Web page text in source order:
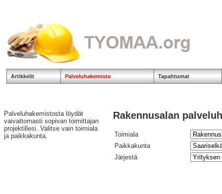
Artikkelit Palveluhakemisto Tapahtumat
Palveluhakemistosta löydät
vaivattomasti sopivan toimittajan
projektillesi. Valitse vain toimiala
ja paikkakunta.
Rakennusalan
Toimiala
Paikkakunta
Järjestä